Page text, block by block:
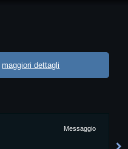
maggiori dettagli
Messaggio